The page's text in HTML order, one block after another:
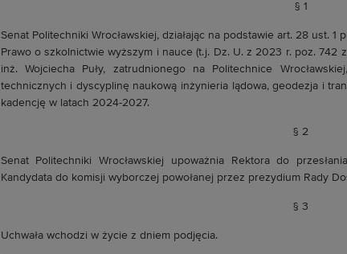
§ 1
Senat Politechniki Wrocławskiej, działając na podstawie art. 28 ust.
Prawo o szkolnictwie wyższym i nauce (t.j. Dz. U. z 2023 r. poz. 742
inż. Wojciecha Puły, zatrudnionego na Politechnice
technicznych i dyscyplinę naukową inżynieria lądowa, geodezja i
kadencję w latach 2024-2027.
§ 2
Senat Politechniki Wrocławskiej upoważnia Rektora do
Kandydata do komisji wyborczej powołanej przez prezydium Rady
§ 3
Uchwała wchodzi w życie z dniem podjęcia.